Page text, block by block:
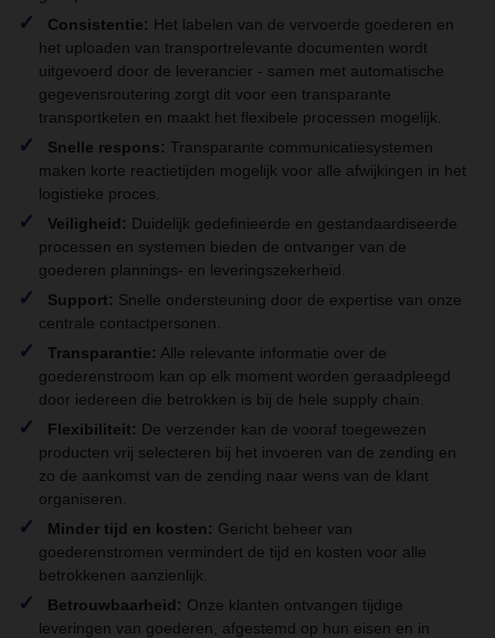
Consistentie: Het labelen van de vervoerde goederen en
het uploaden van transportrelevante documenten wordt
uitgevoerd door de leverancier - samen met automatische
gegevensroutering zorgt dit voor een transparante
transportketen en maakt het flexibele processen mogelijk.
Snelle respons: Transparante communicatiesystemen
maken korte reactietijden mogelijk voor alle afwijkingen in het
logistieke proces.
Veiligheid: Duidelijk gedefinieerde en gestandaardiseerde
processen en systemen bieden de ontvanger van de
goederen plannings- en leveringszekerheid.
Support: Snelle ondersteuning door de expertise van onze
centrale contactpersonen.
Transparantie: Alle relevante informatie over de
goederenstroom kan op elk moment worden geraadpleegd
door iedereen die betrokken is bij de hele supply chain.
Flexibiliteit: De verzender kan de vooraf toegewezen
producten vrij selecteren bij het invoeren van de zending en
zo de aankomst van de zending naar wens van de klant
organiseren.
Minder tijd en kosten: Gericht beheer van
goederenstromen vermindert de tijd en kosten voor alle
betrokkenen aanzienlijk.
Betrouwbaarheid: Onze klanten ontvangen tijdige
leveringen van goederen, afgestemd op hun eisen en in